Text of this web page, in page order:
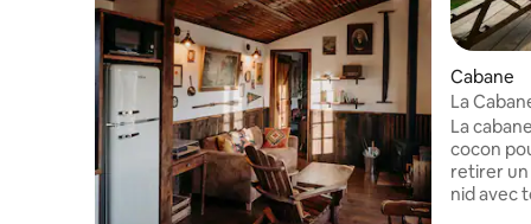
Cabane
La
La
cocon
retirer
nid avec